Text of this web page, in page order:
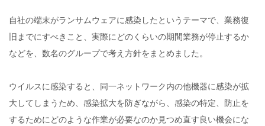
自社の端末がランサムウェアに感染したというテーマで、業務復
旧までにすべきこと、実際にどのくらいの期間業務が停止するか
などを、数名のグループで考え方針をまとめました。
ウイルスに感染すると、同一ネットワーク内の他機器に感染が拡
大してしまうため、感染拡大を防ぎながら、感染の特定、防止を
するためにどのような作業が必要なのか見つめ直す良い機会にな